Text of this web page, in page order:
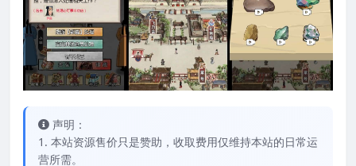
声明：
1. 本站资源售价只是赞助，收取费用仅维持本站的日常运
营所需。